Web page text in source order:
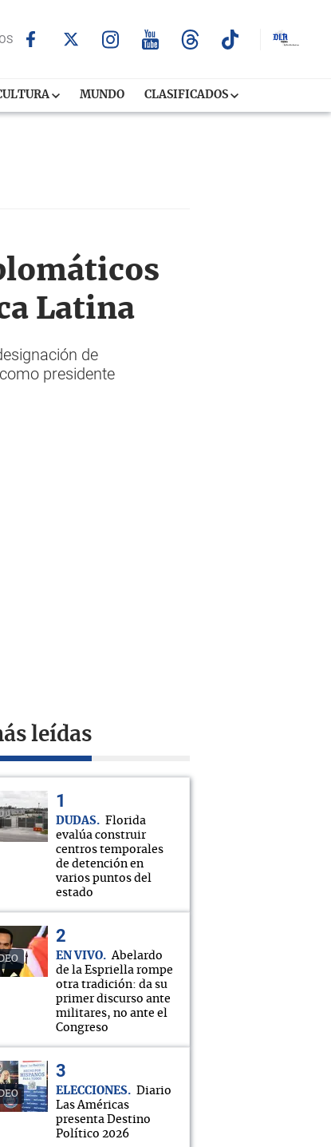
MUNDO CLASIFICADOS
Latina
de
presidente
leídas
DUDAS
Florida
evalúa construir
centros temporales
de detención en
varios puntos del
estado
EN VIVO
Abelardo
de la Espriella rompe
otra tradición: da su
primer discurso ante
militares, no ante el
Congreso
ELECCIONES
Diario
Las Américas
presenta Destino
Político 2026